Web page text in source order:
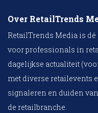
Over RetailTrends
RetailTrends Media is
voor professionals in
dagelijkse actualiteit
met diverse retailevents
signaleren en duiden
de retailbranche.